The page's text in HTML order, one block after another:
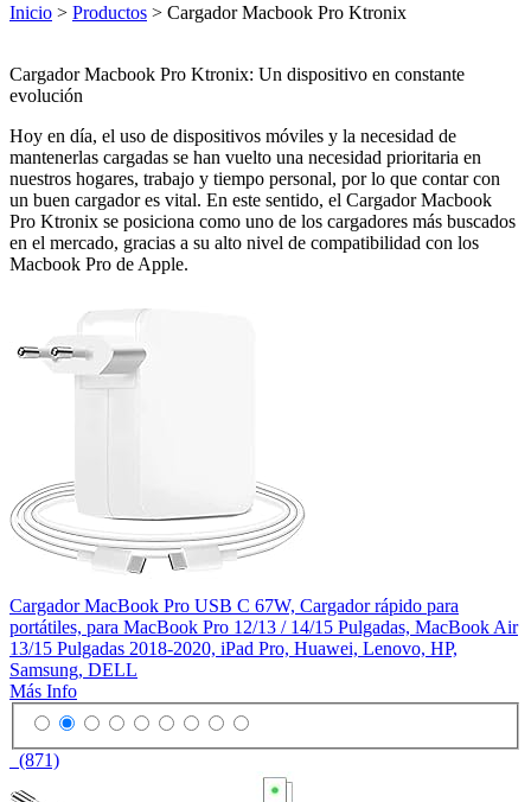
Inicio > Productos > Cargador Macbook Pro Ktronix
Cargador Macbook Pro Ktronix: Un dispositivo en constante
evolución
Hoy en día, el uso de dispositivos móviles y la necesidad de
mantenerlas cargadas se han vuelto una necesidad prioritaria en
nuestros hogares, trabajo y tiempo personal, por lo que contar con
un buen cargador es vital. En este sentido, el Cargador Macbook
Pro Ktronix se posiciona como uno de los cargadores más buscados
en el mercado, gracias a su alto nivel de compatibilidad con los
Macbook Pro de Apple.
Cargador MacBook Pro USB C 67W, Cargador rápido para
portátiles, para MacBook Pro 12/13 / 14/15 Pulgadas, MacBook Air
13/15 Pulgadas 2018-2020, iPad Pro, Huawei, Lenovo, HP,
Samsung, DELL
Más Info
(871)